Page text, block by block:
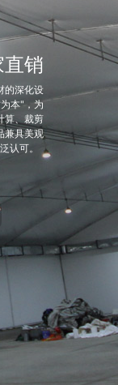
销
的深化设
本"，为
算、裁剪
兼具美观
认可。